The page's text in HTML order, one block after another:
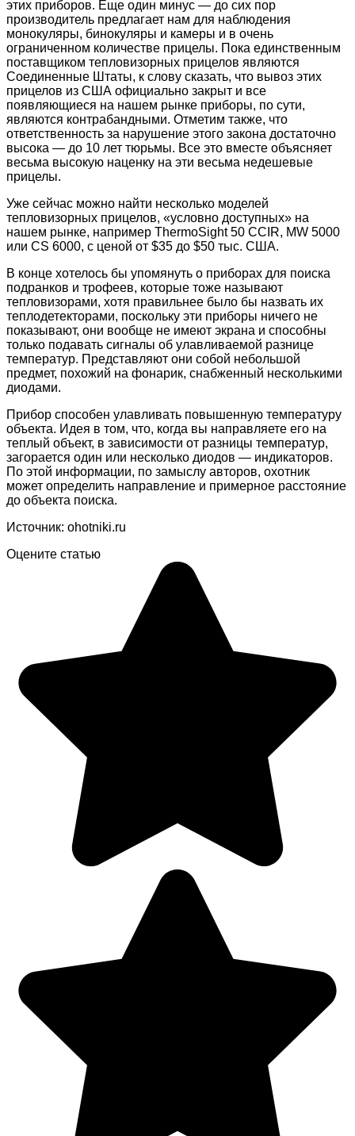
этих приборов. Еще один минус — до сих пор
производитель предлагает нам для наблюдения
монокуляры, бинокуляры и камеры и в очень
ограниченном количестве прицелы. Пока единственным
поставщиком тепловизорных прицелов являются
Соединенные Штаты, к слову сказать, что вывоз этих
прицелов из США официально закрыт и все
появляющиеся на нашем рынке приборы, по сути,
являются контрабандными. Отметим также, что
ответственность за нарушение этого закона достаточно
высока — до 10 лет тюрьмы. Все это вместе объясняет
весьма высокую наценку на эти весьма недешевые
прицелы.
Уже сейчас можно найти несколько моделей
тепловизорных прицелов, «условно доступных» на
нашем рынке, например ThermoSight 50 CCIR, MW 5000
или CS 6000, с ценой от $35 до $50 тыс. США.
В конце хотелось бы упомянуть о приборах для поиска
подранков и трофеев, которые тоже называют
тепловизорами, хотя правильнее было бы назвать их
теплодетекторами, поскольку эти приборы ничего не
показывают, они вообще не имеют экрана и способны
только подавать сигналы об улавливаемой разнице
температур. Представляют они собой небольшой
предмет, похожий на фонарик, снабженный несколькими
диодами.
Прибор способен улавливать повышенную температуру
объекта. Идея в том, что, когда вы направляете его на
теплый объект, в зависимости от разницы температур,
загорается один или несколько диодов — индикаторов.
По этой информации, по замыслу авторов, охотник
может определить направление и примерное расстояние
до объекта поиска.
Источник: ohotniki.ru
Оцените статью